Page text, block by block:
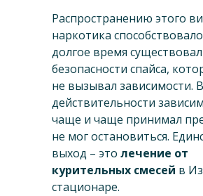
Распространению этого
наркотика
долгое время
безопасности спайса,
не вызывал зависимости. В
действительности
чаще и чаще принимал
не мог остановиться.
выход – это лечение от
курительных смесей в
стационаре.